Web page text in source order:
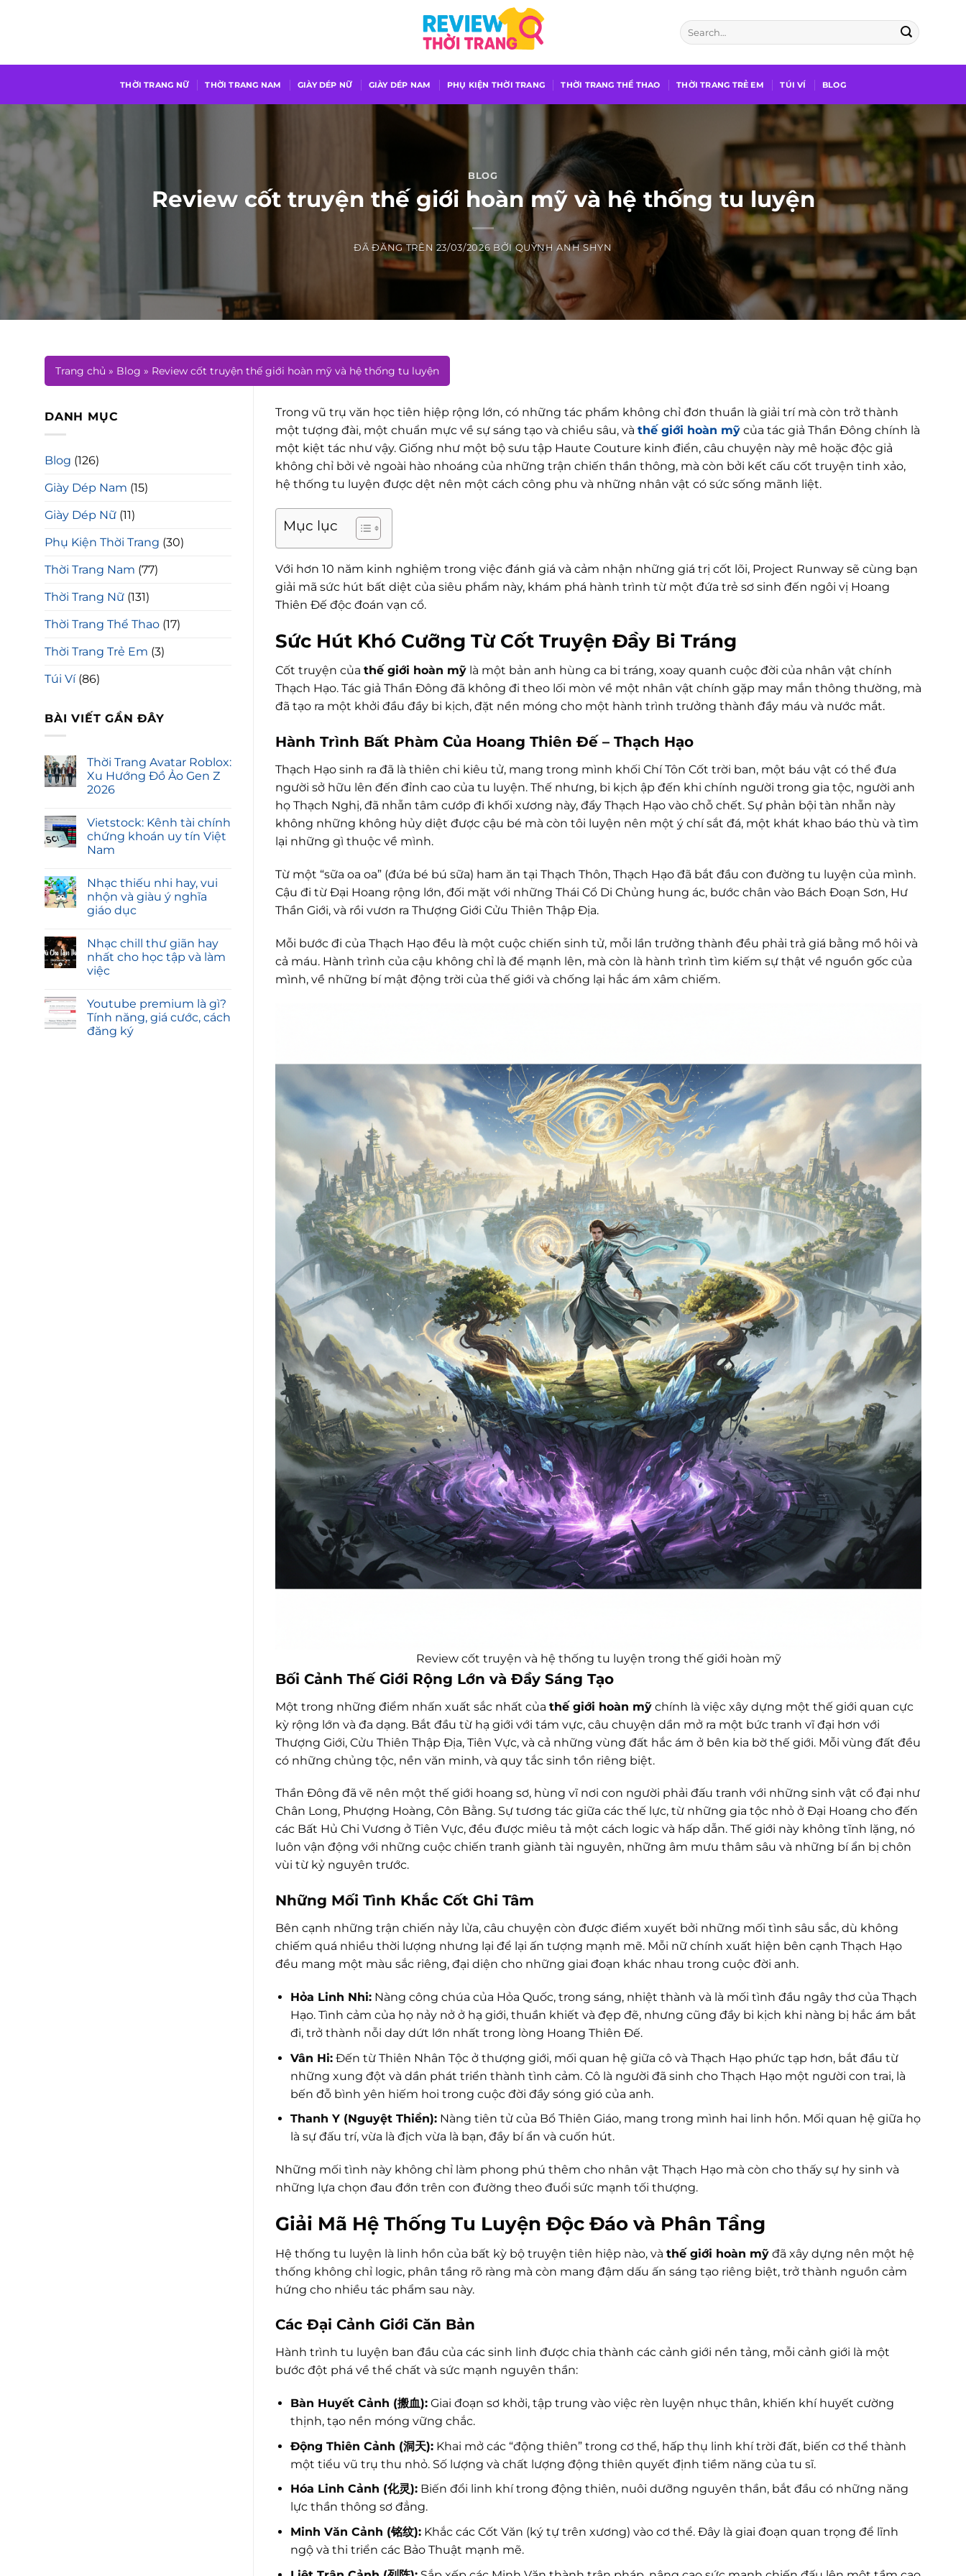
dung
THỜI TRANG NỮ THỜI TRANG NAM GIÀY DÉP NỮ GIÀY DÉP NAM PHỤ KIỆN THỜI TRANG THỜI TRANG THỂ THAO THỜI TRANG TRẺ EM TÚI VÍ BLOG
BLOG
Review cốt truyện thế giới hoàn mỹ và hệ thống tu luyện
ĐÃ ĐĂNG TRÊN 23/03/2026 BỞIQUỲNH ANH SHYN
Trang chủ » Blog » Review cốt truyện thế giới hoàn mỹ và hệ thống tu luyện
DANH MỤC
Blog (126)
Giày Dép Nam (15)
Giày Dép Nữ (11)
Phụ Kiện Thời Trang (30)
Thời Trang Nam (77)
Thời Trang Nữ (131)
Thời Trang Thể Thao (17)
Thời Trang Trẻ Em (3)
Túi Ví(86)
BÀI VIẾT GẦN ĐÂY
Thời Trang Avatar Roblox:
Xu Hướng Đồ Ảo Gen Z
2026
Vietstock: Kênh tài chính
chứng khoán uy tín Việt
Nam
Nhạc thiếu nhi hay, vui
nhộn và giàu ý nghĩa
giáo dục
Nhạc chill thư giãn hay
nhất cho học tập và làm
việc
Youtube premium là gì?
Tính năng, giá cước, cách
đăng ký
Trong vũ trụ văn học tiên hiệp rộng lớn, có những tác phẩm không chỉ đơn thuần là giải trí mà còn trở thành
một tượng đài, một chuẩn mực về sự sáng tạo và chiều sâu, và thế giới hoàn mỹ của tác giả Thần Đông chính là
một kiệt tác như vậy. Giống như một bộ sưu tập Haute Couture kinh điển, câu chuyện này mê hoặc độc giả
không chỉ bởi vẻ ngoài hào nhoáng của những trận chiến thần thông, mà còn bởi kết cấu cốt truyện tinh xảo,
hệ thống tu luyện được dệt nên một cách công phu và những nhân vật có sức sống mãnh liệt.
Mục lục
Với hơn 10 năm kinh nghiệm trong việc đánh giá và cảm nhận những giá trị cốt lõi, Project Runway sẽ cùng bạn
giải mã sức hút bất diệt của siêu phẩm này, khám phá hành trình từ một đứa trẻ sơ sinh đến ngôi vị Hoang
Thiên Đế độc đoán vạn cổ.
Sức Hút Khó Cưỡng Từ Cốt Truyện Đầy Bi Tráng
Cốt truyện của thế giới hoàn mỹ là một bản anh hùng ca bi tráng, xoay quanh cuộc đời của nhân vật chính
Thạch Hạo. Tác giả Thần Đông đã không đi theo lối mòn về một nhân vật chính gặp may mắn thông thường, mà
đã tạo ra một khởi đầu đầy bi kịch, đặt nền móng cho một hành trình trưởng thành đầy máu và nước mắt.
Hành Trình Bất Phàm Của Hoang Thiên Đế – Thạch Hạo
Thạch Hạo sinh ra đã là thiên chi kiêu tử, mang trong mình khối Chí Tôn Cốt trời ban, một báu vật có thể đưa
người sở hữu lên đến đỉnh cao của tu luyện. Thế nhưng, bi kịch ập đến khi chính người trong gia tộc, người anh
họ Thạch Nghị, đã nhẫn tâm cướp đi khối xương này, đẩy Thạch Hạo vào chỗ chết. Sự phản bội tàn nhẫn này
không những không hủy diệt được cậu bé mà còn tôi luyện nên một ý chí sắt đá, một khát khao báo thù và tìm
lại những gì thuộc về mình.
Từ một “sữa oa oa” (đứa bé bú sữa) ham ăn tại Thạch Thôn, Thạch Hạo đã bắt đầu con đường tu luyện của mình.
Cậu đi từ Đại Hoang rộng lớn, đối mặt với những Thái Cổ Di Chủng hung ác, bước chân vào Bách Đoạn Sơn, Hư
Thần Giới, và rồi vươn ra Thượng Giới Cửu Thiên Thập Địa.
Mỗi bước đi của Thạch Hạo đều là một cuộc chiến sinh tử, mỗi lần trưởng thành đều phải trả giá bằng mồ hôi và
cả máu. Hành trình của cậu không chỉ là để mạnh lên, mà còn là hành trình tìm kiếm sự thật về nguồn gốc của
mình, về những bí mật động trời của thế giới và chống lại hắc ám xâm chiếm.
Review cốt truyện và hệ thống tu luyện trong thế giới hoàn mỹ
Bối Cảnh Thế Giới Rộng Lớn và Đầy Sáng Tạo
Một trong những điểm nhấn xuất sắc nhất của thế giới hoàn mỹ chính là việc xây dựng một thế giới quan cực
kỳ rộng lớn và đa dạng. Bắt đầu từ hạ giới với tám vực, câu chuyện dần mở ra một bức tranh vĩ đại hơn với
Thượng Giới, Cửu Thiên Thập Địa, Tiên Vực, và cả những vùng đất hắc ám ở bên kia bờ thế giới. Mỗi vùng đất đều
có những chủng tộc, nền văn minh, và quy tắc sinh tồn riêng biệt.
Thần Đông đã vẽ nên một thế giới hoang sơ, hùng vĩ nơi con người phải đấu tranh với những sinh vật cổ đại như
Chân Long, Phượng Hoàng, Côn Bằng. Sự tương tác giữa các thế lực, từ những gia tộc nhỏ ở Đại Hoang cho đến
các Bất Hủ Chi Vương ở Tiên Vực, đều được miêu tả một cách logic và hấp dẫn. Thế giới này không tĩnh lặng, nó
luôn vận động với những cuộc chiến tranh giành tài nguyên, những âm mưu thâm sâu và những bí ẩn bị chôn
vùi từ kỷ nguyên trước.
Những Mối Tình Khắc Cốt Ghi Tâm
Bên cạnh những trận chiến nảy lửa, câu chuyện còn được điểm xuyết bởi những mối tình sâu sắc, dù không
chiếm quá nhiều thời lượng nhưng lại để lại ấn tượng mạnh mẽ. Mỗi nữ chính xuất hiện bên cạnh Thạch Hạo
đều mang một màu sắc riêng, đại diện cho những giai đoạn khác nhau trong cuộc đời anh.
Hỏa Linh Nhi:Nàng công chúa của Hỏa Quốc, trong sáng, nhiệt thành và là mối tình đầu ngây thơ của Thạch
Hạo. Tình cảm của họ nảy nở ở hạ giới, thuần khiết và đẹp đẽ, nhưng cũng đầy bi kịch khi nàng bị hắc ám bắt
đi, trở thành nỗi day dứt lớn nhất trong lòng Hoang Thiên Đế.
Vân Hi:Đến từ Thiên Nhân Tộc ở thượng giới, mối quan hệ giữa cô và Thạch Hạo phức tạp hơn, bắt đầu từ
những xung đột và dần phát triển thành tình cảm. Cô là người đã sinh cho Thạch Hạo một người con trai, là
bến đỗ bình yên hiếm hoi trong cuộc đời đầy sóng gió của anh.
Thanh Y (Nguyệt Thiền):Nàng tiên tử của Bổ Thiên Giáo, mang trong mình hai linh hồn. Mối quan hệ giữa họ
là sự đấu trí, vừa là địch vừa là bạn, đầy bí ẩn và cuốn hút.
Những mối tình này không chỉ làm phong phú thêm cho nhân vật Thạch Hạo mà còn cho thấy sự hy sinh và
những lựa chọn đau đớn trên con đường theo đuổi sức mạnh tối thượng.
Giải Mã Hệ Thống Tu Luyện Độc Đáo và Phân Tầng
Hệ thống tu luyện là linh hồn của bất kỳ bộ truyện tiên hiệp nào, và thế giới hoàn mỹ đã xây dựng nên một hệ
thống không chỉ logic, phân tầng rõ ràng mà còn mang đậm dấu ấn sáng tạo riêng biệt, trở thành nguồn cảm
hứng cho nhiều tác phẩm sau này.
Các Đại Cảnh Giới Căn Bản
Hành trình tu luyện ban đầu của các sinh linh được chia thành các cảnh giới nền tảng, mỗi cảnh giới là một
bước đột phá về thể chất và sức mạnh nguyên thần:
Bàn Huyết Cảnh (搬血):Giai đoạn sơ khởi, tập trung vào việc rèn luyện nhục thân, khiến khí huyết cường
thịnh, tạo nền móng vững chắc.
Động Thiên Cảnh (洞天):Khai mở các “động thiên” trong cơ thể, hấp thụ linh khí trời đất, biến cơ thể thành
một tiểu vũ trụ thu nhỏ. Số lượng và chất lượng động thiên quyết định tiềm năng của tu sĩ.
Hóa Linh Cảnh (化灵):Biến đổi linh khí trong động thiên, nuôi dưỡng nguyên thần, bắt đầu có những năng
lực thần thông sơ đẳng.
Minh Văn Cảnh (铭纹):Khắc các Cốt Văn (ký tự trên xương) vào cơ thể. Đây là giai đoạn quan trọng để lĩnh
ngộ và thi triển các Bảo Thuật mạnh mẽ.